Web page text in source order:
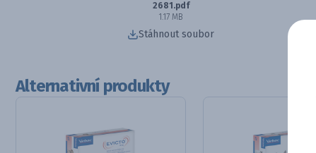
2681.pdf
1.17 MB
Stáhnout soubor
Alternativní produkty